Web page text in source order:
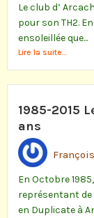
Le club d’
pour son TH2.
ensoleillée que...
Lire la suite...
1985-2015
ans
François
En Octobre
représentant de
en Duplicate à